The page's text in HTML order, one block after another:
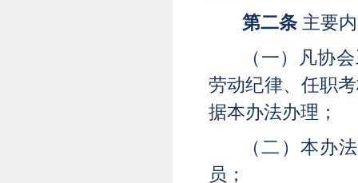
第二条 主要
（一）凡协
劳动纪律、任职
据本办法办理 ；
（二）本办
员 ；